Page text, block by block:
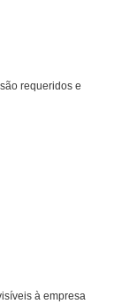
requeridos e
à empresa